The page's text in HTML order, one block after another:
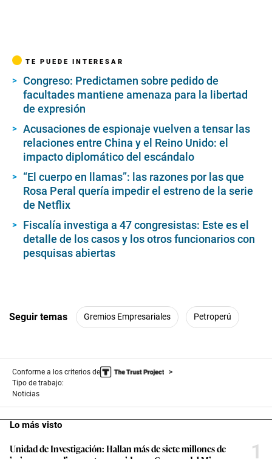
TE PUEDE INTERESAR
Congreso: Predictamen sobre pedido de
facultades mantiene amenaza para la libertad
de expresión
Acusaciones de espionaje vuelven a tensar las
relaciones entre China y el Reino Unido: el
impacto diplomático del escándalo
“El cuerpo en llamas”: las razones por las que
Rosa Peral quería impedir el estreno de la serie
de Netflix
Fiscalía investiga a 47 congresistas: Este es el
detalle de los casos y los otros funcionarios con
pesquisas abiertas
Seguir temas Gremios Empresariales Petroperú
Conforme a los criterios de
Tipo de trabajo:
Noticias
Lo más visto
Unidad de Investigación: Hallan más de siete millones de
1